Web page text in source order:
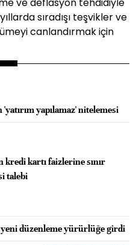
sıradışı teşvikler ve
canlandırmak için
yapılamaz' nitelemesi
kredi kartı faizlerine sınır
talebi
düzenleme yürürlüğe girdi